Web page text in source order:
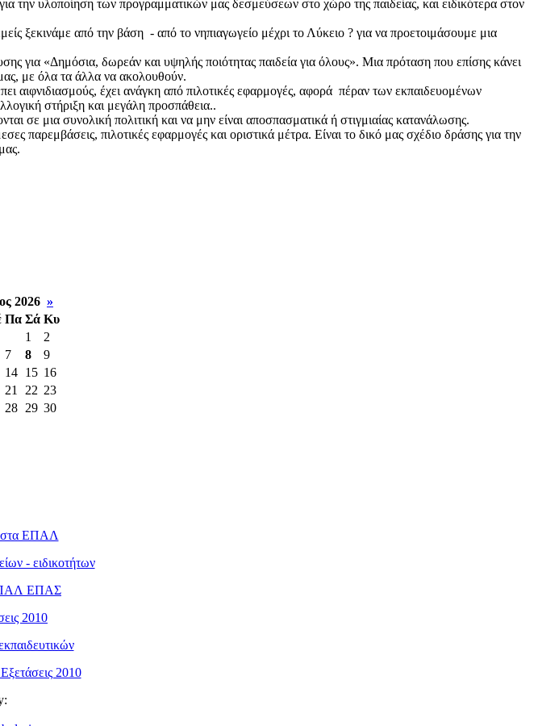
υλοποίηση των προγραμματικών μας δεσμεύσεων στο χώρο της παιδείας, και ειδικότερα στον
ξεκινάμε από την βάση - από το νηπιαγωγείο μέχρι το Λύκειο ? για να προετοιμάσουμε μια
για «Δημόσια, δωρεάν και υψηλής ποιότητας παιδεία για όλους». Μια πρόταση που επίσης κάνει
με όλα τα άλλα να ακολουθούν.
αιφνιδιασμούς, έχει ανάγκη από πιλοτικές εφαρμογές, αφορά πέραν των εκπαιδευομένων
στήριξη και μεγάλη προσπάθεια..
μια συνολική πολιτική και να μην είναι αποσπασματικά ή στιγμιαίας κατανάλωσης.
παρεμβάσεις, πιλοτικές εφαρμογές και οριστικά μέτρα. Είναι το δικό μας σχέδιο δράσης για την
2026 »
Πα Σά Κυ
1
2
7 8
9
14 15 16
21 22 23
28 29 30